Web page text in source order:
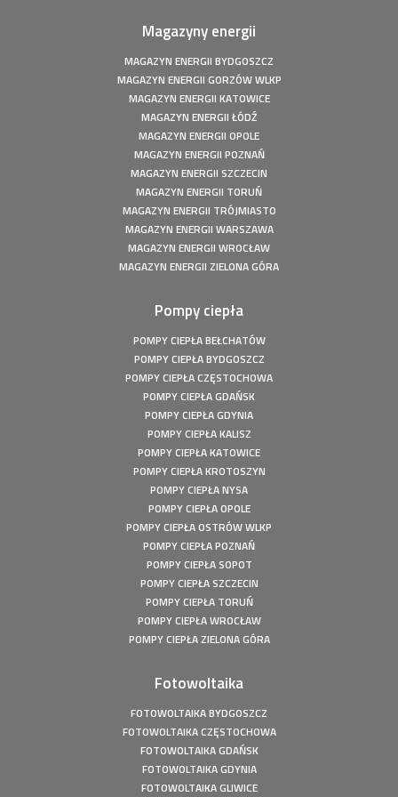
Fotowoltaika z magazynem energii - Człuchów - Instalacja
Fotowoltaika z magazynem energii - Gorzów Śląski -
Instalacja fotowoltaiczna o mocy: 20,16 kWp
Fotowoltaika Czersk Koszaliński- Instalacja fotowoltaiczna
Fotowoltaika z magazynem energii - Szczecin - Instalacja
fotowoltaiczna o mocy: 6,1 kWp
Fotowoltaika z magazynem energii - Wołuszewo -
Instalacja fotowoltaiczna o mocy: 9,81 kWp
Fotowoltaika Gorzów Śląski - Instalacja fotowoltaiczna o
Fotowoltaika z magazynem energii - Borek - Instalacja
Fotowoltaika z magazynem energii - Secemin - Instalacja
fotowoltaiczna o mocy: 4,5 kWp
Fotowoltaika Wola Droszewska - Instalacja fotowoltaiczna
o mocy: 4,99 kWp
Fotowoltaika Aquapark Kalisz - Instalacja fotowoltaiczna o
Fotowoltaika Bełchatów - Instalacja fotowoltaiczna o
Pompa ciepła Kępiny Wielkie - Mitsubishi Heavy Split -
Pompa ciepła Wola Droszewska - Innova Nordic 10 KW
Fotowoltaika Wiśniowa Góra - Instalacja fotowoltaiczna o
Magazyn Energii Ródka - Sofar - BTS E5-DS5 - 5,12kWh
Magazyn Energii Młodoszowice - Sofar - BTS E5-DS5 -
Fotowoltaika Zajazd Ostoja - Instalacja fotowoltaiczna o
fotowoltaiczna o mocy: 9,9 kWp
Fotowoltaika Biadki - Instalacja fotowoltaiczna o mocy:
Fotowoltaika Stargard- Instalacja fotowoltaiczna o mocy:
Magazyny energii
MAGAZYN ENERGII BYDGOSZCZ
MAGAZYN ENERGII GORZÓW WLKP
MAGAZYN ENERGII KATOWICE
MAGAZYN ENERGII ŁÓDŹ
MAGAZYN ENERGII OPOLE
MAGAZYN ENERGII POZNAŃ
MAGAZYN ENERGII SZCZECIN
MAGAZYN ENERGII TORUŃ
MAGAZYN ENERGII TRÓJMIASTO
MAGAZYN ENERGII WARSZAWA
MAGAZYN ENERGII WROCŁAW
MAGAZYN ENERGII ZIELONA GÓRA
Pompy ciepła
POMPY CIEPŁA BEŁCHATÓW
POMPY CIEPŁA BYDGOSZCZ
POMPY CIEPŁA CZĘSTOCHOWA
POMPY CIEPŁA GDAŃSK
POMPY CIEPŁA GDYNIA
POMPY CIEPŁA KALISZ
POMPY CIEPŁA KATOWICE
POMPY CIEPŁA KROTOSZYN
POMPY CIEPŁA NYSA
POMPY CIEPŁA OPOLE
POMPY CIEPŁA OSTRÓW WLKP
POMPY CIEPŁA POZNAŃ
POMPY CIEPŁA SOPOT
POMPY CIEPŁA SZCZECIN
POMPY CIEPŁA TORUŃ
POMPY CIEPŁA WROCŁAW
POMPY CIEPŁA ZIELONA GÓRA
Fotowoltaika
FOTOWOLTAIKA BYDGOSZCZ
FOTOWOLTAIKA CZĘSTOCHOWA
FOTOWOLTAIKA GDAŃSK
FOTOWOLTAIKA GDYNIA
FOTOWOLTAIKA GLIWICE